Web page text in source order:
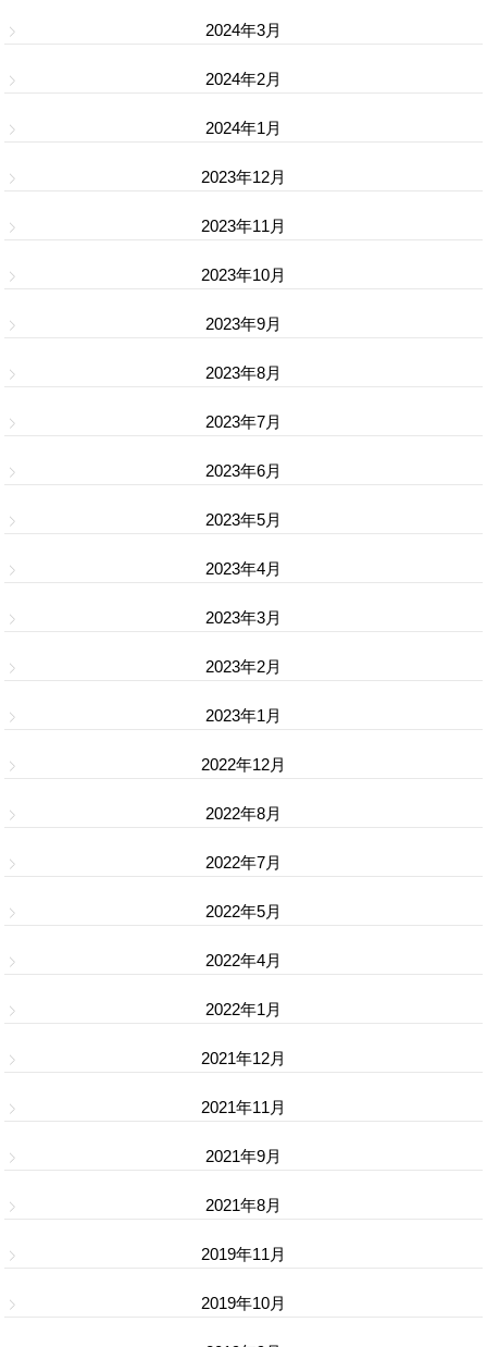
2024年3月
2024年2月
2024年1月
2023年12月
2023年11月
2023年10月
2023年9月
2023年8月
2023年7月
2023年6月
2023年5月
2023年4月
2023年3月
2023年2月
2023年1月
2022年12月
2022年8月
2022年7月
2022年5月
2022年4月
2022年1月
2021年12月
2021年11月
2021年9月
2021年8月
2019年11月
2019年10月